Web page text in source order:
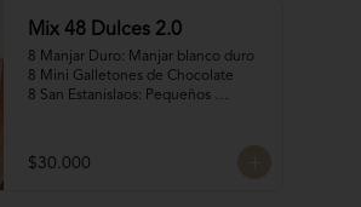
Mix 48 Dulces 2.0
8 Manjar Duro: Manjar blanco duro
8 Mini Galletones de Chocolate
8 San Estanislaos: Pequeños
8 volcanes ckachi: Rellenos con
manjar Nutella y manjar blanco
$30.000